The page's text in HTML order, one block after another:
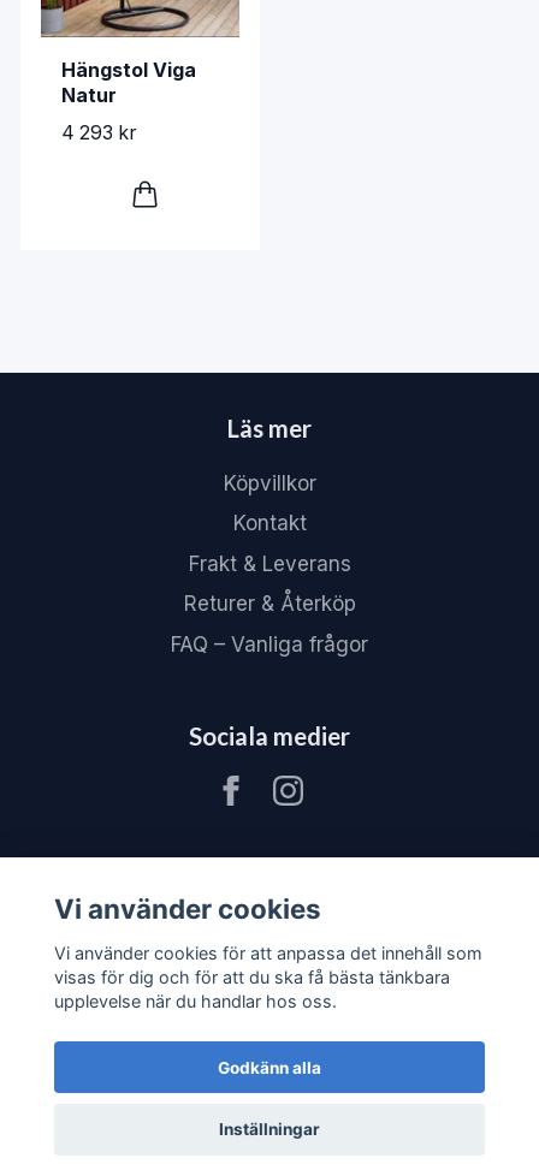
Hängstol Viga
Natur
4 293 kr
Läs mer
Köpvillkor
Kontakt
Frakt & Leverans
Returer & Återköp
FAQ – Vanliga frågor
Sociala medier
© 2026 JV80 Materialhantering
Vi använder cookies
Vi använder cookies för att anpassa det innehåll som
visas för dig och för att du ska få bästa tänkbara
upplevelse när du handlar hos oss.
Godkänn alla
Inställningar